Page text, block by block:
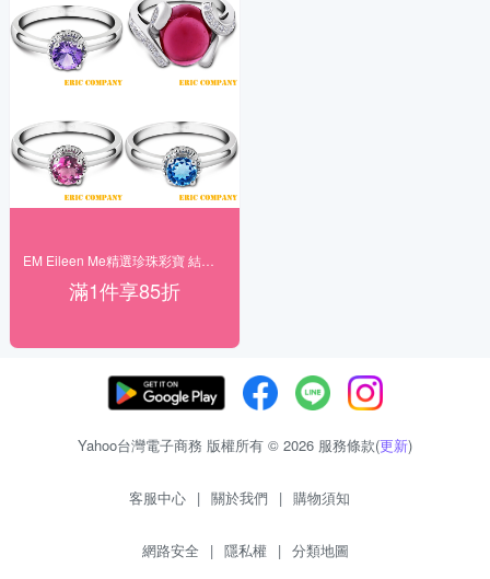
滿1件享85折
Yahoo台灣電子商務 版權所有 © 2026 服務條款(更新)
客服中心 | 關於我們 | 購物須知
網路安全 | 隱私權 | 分類地圖